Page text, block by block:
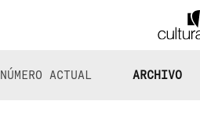
NÚMERO ACTUAL ARCHIVO